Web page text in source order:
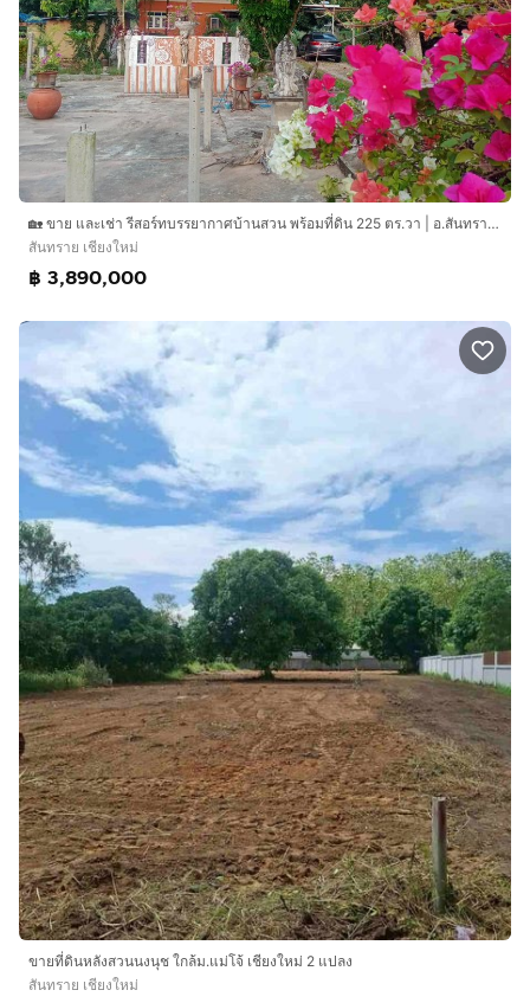
🏡 ขาย และเช่า รีสอร์ทบรรยากาศบ้านสวน พร้อมที่ดิน 225 ตร.วา | อ.สันทราย จ.เชียงใหม่
สันทราย เชียงใหม่
฿ 3,890,000
ขายที่ดินหลังสวนนงนุช ใกล้ม.แม่โจ้ เชียงใหม่ 2 แปลง
สันทราย เชียงใหม่